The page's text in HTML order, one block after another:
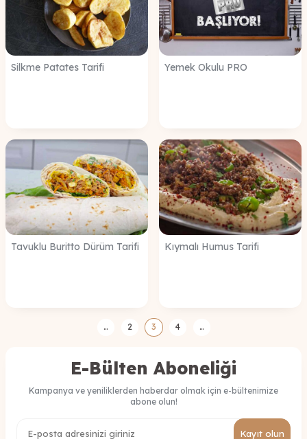
Silkme Patates Tarifi Yemek Okulu PRO
Tavuklu Buritto Dürüm Tarifi Kıymalı Humus Tarifi
… 2 3 4 …
E-Bülten Aboneliği
Kampanya ve yeniliklerden haberdar olmak için e-bültenimize
abone olun!
Kayıt olun